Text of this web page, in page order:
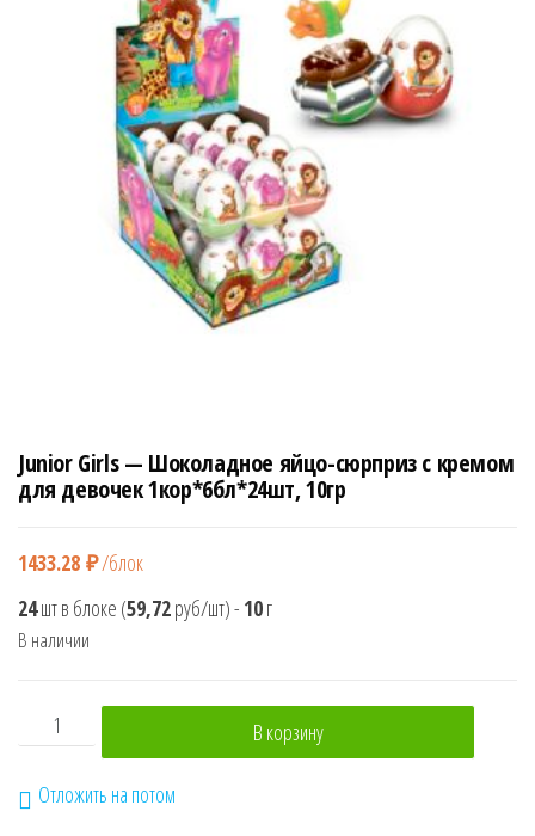
Junior Girls — Шоколадное яйцо-сюрприз с кремом
для девочек 1кор*6бл*24шт, 10гр
1433.28 ₽/блок
24шт в блоке (59,72руб/шт)- 10г
В наличии
Количество товара Junior Girls - Шоколадное яйцо-
В корзину
Отложить на потом